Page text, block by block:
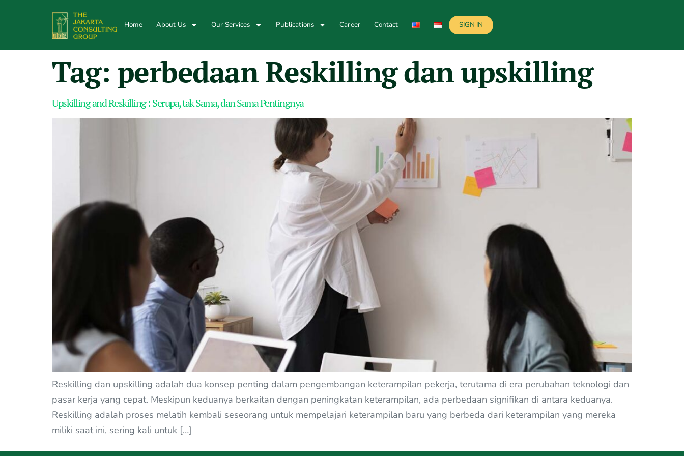
Home About Us Our Services Publications Career Contact SIGN IN
Tag: perbedaan Reskilling dan upskilling
Upskilling and Reskilling : Serupa, tak Sama, dan Sama Pentingnya
Reskilling dan upskilling adalah dua konsep penting dalam pengembangan keterampilan pekerja, terutama di era perubahan teknologi dan
pasar kerja yang cepat. Meskipun keduanya berkaitan dengan peningkatan keterampilan, ada perbedaan signifikan di antara keduanya.
Reskilling adalah proses melatih kembali seseorang untuk mempelajari keterampilan baru yang berbeda dari keterampilan yang mereka
miliki saat ini, sering kali untuk […]